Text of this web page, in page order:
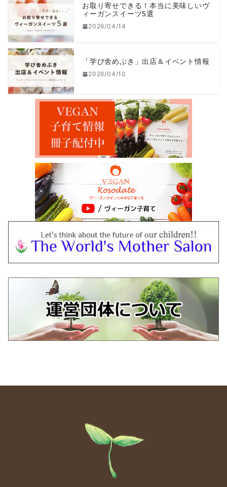
お取り寄せできる！本当に美味しいヴ
ィーガンスイーツ5選
2026/04/14
「学び舎めぶき」出店＆イベント情報
2026/04/10